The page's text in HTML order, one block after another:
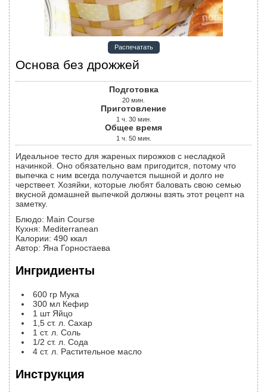
Распечатать
Основа без дрожжей
Подготовка
20 мин.
Приготовление
1 ч. 30 мин.
Общее время
1 ч. 50 мин.
Идеальное тесто для жареных пирожков с несладкой
начинкой. Оно обязательно вам пригодится, потому что
выпечка с ним всегда получается пышной и долго не
черствеет. Хозяйки, которые любят баловать свою семью
вкусной домашней выпечкой должны взять этот рецепт на
заметку.
Блюдо: Main Course
Кухня: Mediterranean
Калории: 490 ккал
Автор: Яна Горностаева
Ингридиенты
600 гр Мука
300 мл Кефир
1 шт Яйцо
1,5 ст. л. Сахар
1 ст. л. Соль
1/2 ст. л. Сода
4 ст. л. Растительное масло
Инструкция